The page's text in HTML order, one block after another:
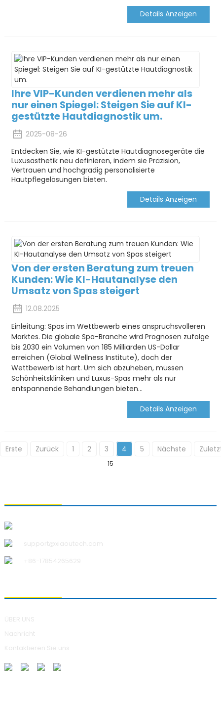
Details Anzeigen
Ihre VIP-Kunden verdienen mehr als
nur einen Spiegel: Steigen Sie auf KI-
gestützte Hautdiagnostik um.
2025-08-26
Entdecken Sie, wie KI-gestützte Hautdiagnosegeräte die
Luxusästhetik neu definieren, indem sie Präzision,
Vertrauen und hochgradig personalisierte
Hautpflegelösungen bieten.
Details Anzeigen
Von der ersten Beratung zum treuen
Kunden: Wie KI-Hautanalyse den
Umsatz von Spas steigert
12.08.2025
Einleitung: Spas im Wettbewerb eines anspruchsvolleren
Marktes. Die globale Spa-Branche wird Prognosen zufolge
bis 2030 ein Volumen von 185 Milliarden US-Dollar
erreichen (Global Wellness Institute), doch der
Wettbewerb ist hart. Um sich abzuheben, müssen
Schönheitskliniken und Luxus-Spas mehr als nur
entspannende Behandlungen bieten…
Details Anzeigen
Erste Zurück 1 2 3 4 5 Nächste
15
support@xiaoutech.com
+86-17854265629
ÜBER UNS
Nachricht
Kontaktieren Sie uns